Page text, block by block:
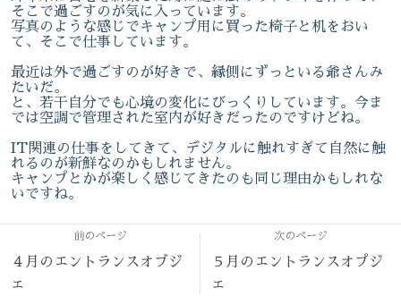
そこで過ごすのが気に入っています。
写真のような感じでキャンプ用に買った椅子と机をおい
て、そこで仕事しています。
最近は外で過ごすのが好きで、縁側にずっといる爺さんみ
たいだ。
と、若干自分でも心境の変化にびっくりしています。今ま
では空調で管理された室内が好きだったのですけどね。
IT関連の仕事をしてきて、デジタルに触れすぎて自然に触
れるのが新鮮なのかもしれません。
キャンプとかが楽しく感じてきたのも同じ理由かもしれな
いですね。
前のページ
４月のエントランスオブジ
ェ
次のページ
５月のエントランスオプジ
ェ